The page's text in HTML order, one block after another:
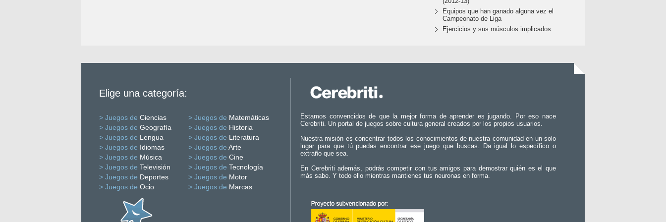
Equipos que han ganado alguna vez el
Campeonato de Liga
Ejercicios y sus músculos implicados
Elige una categoría:
> Juegos de Ciencias > Juegos de Matemáticas
> Juegos de Geografía > Juegos de Historia
> Juegos de Lengua > Juegos de Literatura
> Juegos de Idiomas > Juegos de Arte
> Juegos de Música > Juegos de Cine
> Juegos de Televisión > Juegos de Tecnología
> Juegos de Deportes > Juegos de Motor
> Juegos de Ocio > Juegos de Marcas
Estamos convencidos de que la mejor forma de aprender es jugando. Por eso nace
Cerebriti. Un portal de juegos sobre cultura general creados por los propios usuarios.
Nuestra misión es concentrar todos los conocimientos de nuestra comunidad en un solo
lugar para que tú puedas encontrar ese juego que buscas. Da igual lo específico o
extraño que sea.
En Cerebriti además, podrás competir con tus amigos para demostrar quién es el que
más sabe. Y todo ello mientras mantienes tus neuronas en forma.